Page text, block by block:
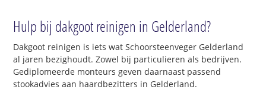
Hulp bij dakgoot reinigen in Gelderland?
Dakgoot reinigen is iets wat Schoorsteenveger Gelderland
al jaren bezighoudt. Zowel bij particulieren als bedrijven.
Gediplomeerde monteurs geven daarnaast passend
stookadvies aan haardbezitters in Gelderland.